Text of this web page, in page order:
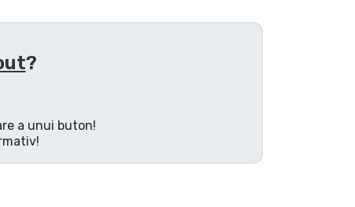
?
a unui buton!